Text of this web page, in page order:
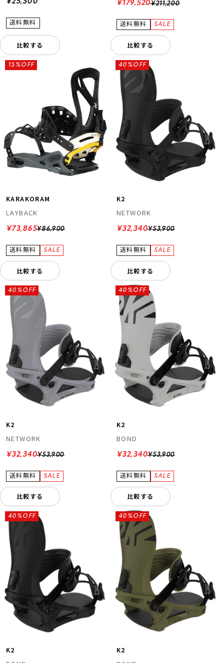
¥25,300
比較する
¥211,200
¥179,520
比較する
KARAKORAM
LAYBACK
¥86,900
15%OFF
¥73,865
比較する
K2
NETWORK
¥53,900
40%OFF
¥32,340
比較する
K2
NETWORK
¥53,900
40%OFF
¥32,340
比較する
K2
BOND
¥53,900
40%OFF
¥32,340
比較する
K2
40%OFF
K2
40%OFF